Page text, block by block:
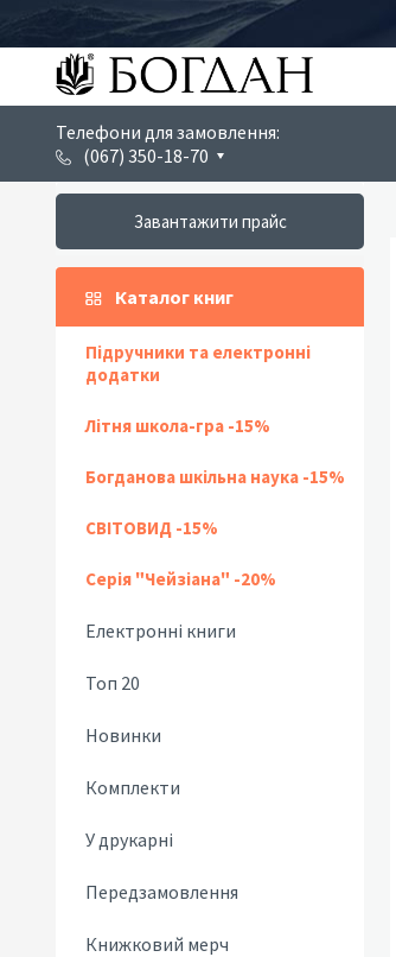
Телефони для замовлення:
(067) 350-18-70
Завантажити прайс
Каталог книг
Підручники та електронні
додатки
Літня школа-гра -15%
Богданова шкільна наука -15%
СВІТОВИД -15%
Серія "Чейзіана" -20%
Електронні книги
Топ 20
Новинки
Комплекти
У друкарні
Передзамовлення
Книжковий мерч